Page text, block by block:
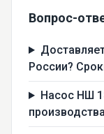
Вопрос-
России?
Насос НШ